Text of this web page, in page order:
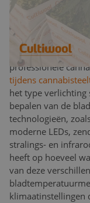
deze verzadigd is.
de lucht uitoefent
zowel
hun gewassen
ontwikkeling, een
professionele
tijdens
het type verlichting
bepalen van de
technologieën,
moderne LEDs,
stralings- en
heeft op hoeveel
van deze
klimaatinstellingen